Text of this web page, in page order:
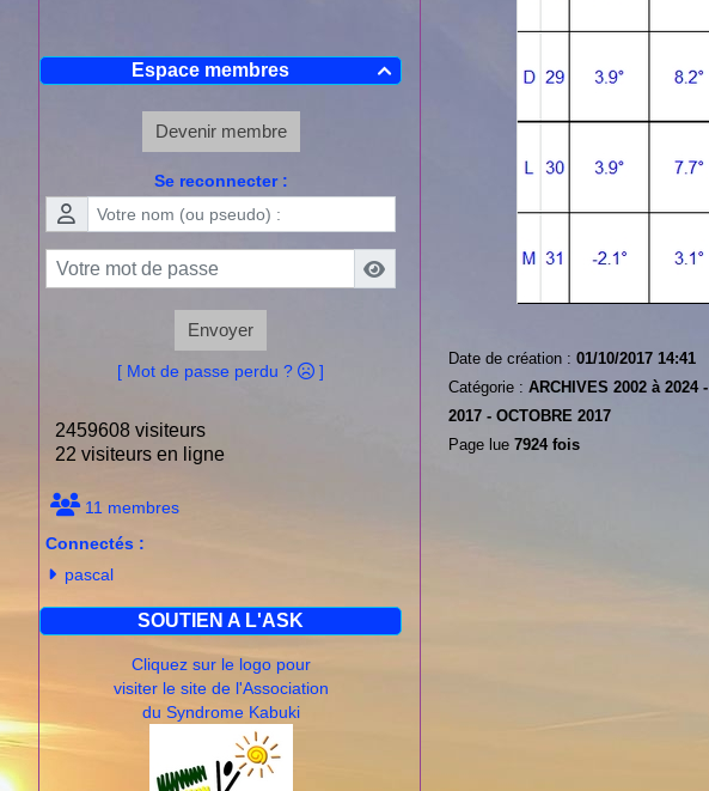

Espace membres
Devenir membre
Se reconnecter :
Envoyer
[ Mot de passe perdu ? ]
2459608 visiteurs
22 visiteurs en ligne
11 membres
Connectés :
pascal
SOUTIEN A L'ASK
Cliquez sur le logo pour
visiter le site de l'Association
du Syndrome Kabuki
Date de création : 01/10/2017 14:41
Catégorie : ARCHIVES 2002 à 2024 -
2017 - OCTOBRE 2017
Page lue 7924 fois